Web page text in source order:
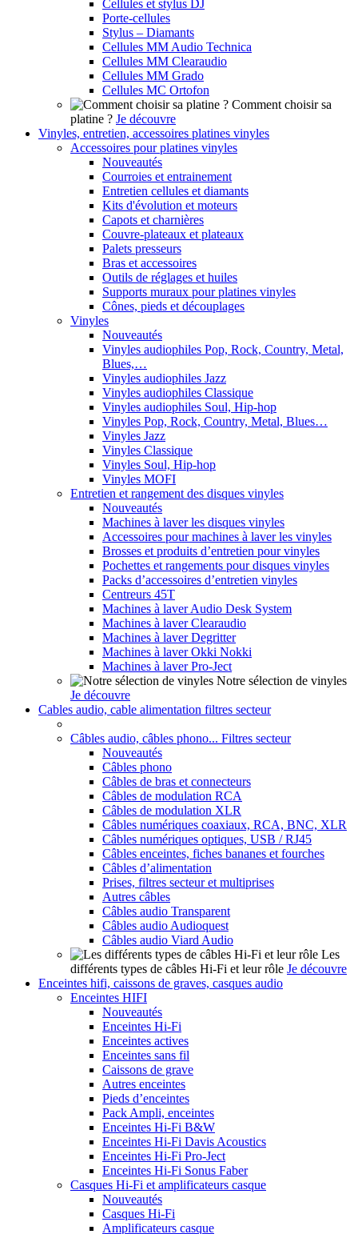
Cellules et stylus DJ
Porte-cellules
Stylus – Diamants
Cellules MM Audio Technica
Cellules MM Clearaudio
Cellules MM Grado
Cellules MC Ortofon
Comment choisir sa
platine ? Je découvre
Vinyles, entretien, accessoires platines vinyles
Accessoires pour platines vinyles
Nouveautés
Courroies et entrainement
Entretien cellules et diamants
Kits d'évolution et moteurs
Capots et charnières
Couvre-plateaux et plateaux
Palets presseurs
Bras et accessoires
Outils de réglages et huiles
Supports muraux pour platines vinyles
Cônes, pieds et découplages
Vinyles
Nouveautés
Vinyles audiophiles Pop, Rock, Country, Metal,
Blues,…
Vinyles audiophiles Jazz
Vinyles audiophiles Classique
Vinyles audiophiles Soul, Hip-hop
Vinyles Pop, Rock, Country, Metal, Blues…
Vinyles Jazz
Vinyles Classique
Vinyles Soul, Hip-hop
Vinyles MOFI
Entretien et rangement des disques vinyles
Nouveautés
Machines à laver les disques vinyles
Accessoires pour machines à laver les vinyles
Brosses et produits d’entretien pour vinyles
Pochettes et rangements pour disques vinyles
Packs d’accessoires d’entretien vinyles
Centreurs 45T
Machines à laver Audio Desk System
Machines à laver Clearaudio
Machines à laver Degritter
Machines à laver Okki Nokki
Machines à laver Pro-Ject
Notre sélection de vinyles
Je découvre
Cables audio, cable alimentation filtres secteur
Câbles audio, câbles phono... Filtres secteur
Nouveautés
Câbles phono
Câbles de bras et connecteurs
Câbles de modulation RCA
Câbles de modulation XLR
Câbles numériques coaxiaux, RCA, BNC, XLR
Câbles numériques optiques, USB / RJ45
Câbles enceintes, fiches bananes et fourches
Câbles d’alimentation
Prises, filtres secteur et multiprises
Autres câbles
Câbles audio Transparent
Câbles audio Audioquest
Câbles audio Viard Audio
Les
différents types de câbles Hi-Fi et leur rôle Je découvre
Enceintes hifi, caissons de graves, casques audio
Enceintes HIFI
Nouveautés
Enceintes Hi-Fi
Enceintes actives
Enceintes sans fil
Caissons de grave
Autres enceintes
Pieds d’enceintes
Pack Ampli, enceintes
Enceintes Hi-Fi B&W
Enceintes Hi-Fi Davis Acoustics
Enceintes Hi-Fi Pro-Ject
Enceintes Hi-Fi Sonus Faber
Casques Hi-Fi et amplificateurs casque
Nouveautés
Casques Hi-Fi
Amplificateurs casque